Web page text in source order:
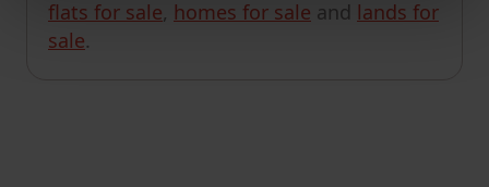
flats for sale, homes for sale and lands for
sale.